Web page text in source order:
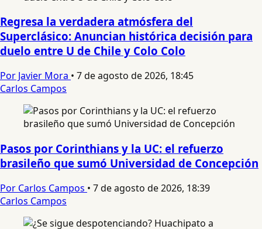
Regresa la verdadera atmósfera del
Superclásico: Anuncian histórica decisión para
duelo entre U de Chile y Colo Colo
Por Javier Mora • 7 de agosto de 2026, 18:45
Carlos Campos
Pasos por Corinthians y la UC: el refuerzo
brasileño que sumó Universidad de Concepción
Por Carlos Campos • 7 de agosto de 2026, 18:39
Carlos Campos